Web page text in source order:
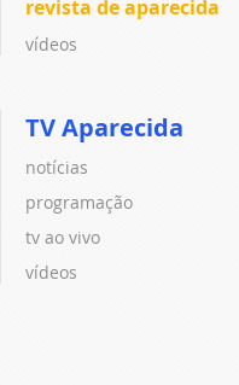
revista de aparecida
vídeos
TV Aparecida
notícias
programação
tv ao vivo
vídeos